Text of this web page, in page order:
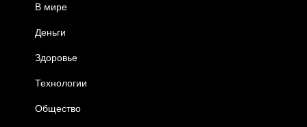
В мире
Деньги
Здоровье
Технологии
Общество